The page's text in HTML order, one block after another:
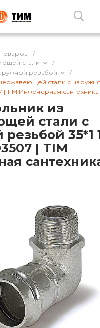
/
стали
/
резьбой
/
стали с
| TIM Инженерная сантехника
из
стали с
35*1
| TIM